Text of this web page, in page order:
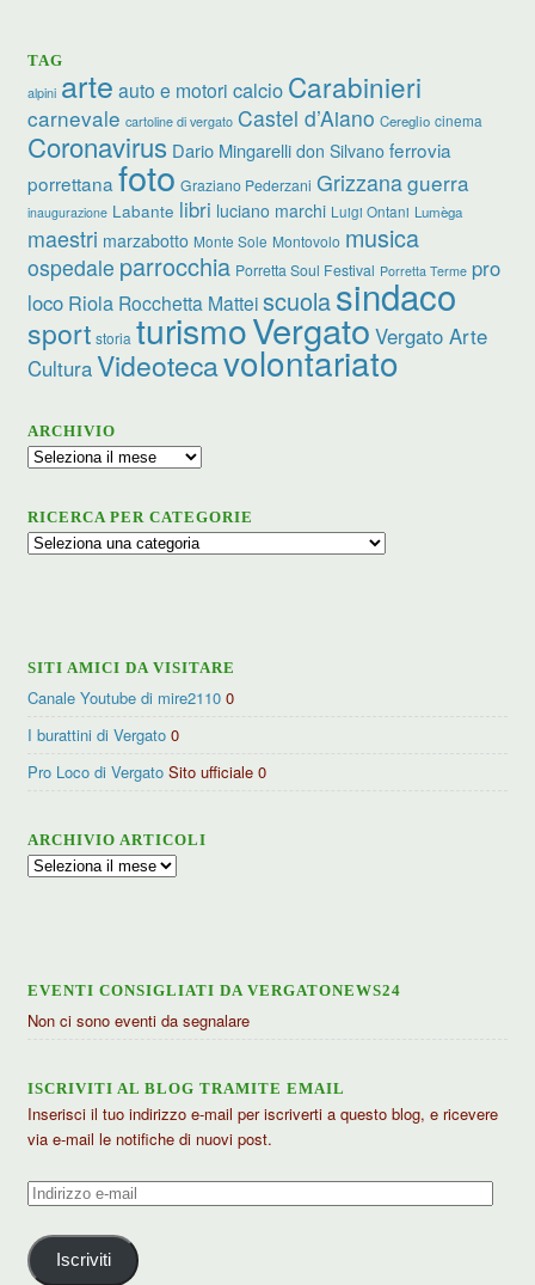
TAG
alpini arte auto e motori calcio Carabinieri
carnevale cartoline di vergato Castel d’Aiano Cereglio cinema
Coronavirus Dario Mingarelli don Silvano ferrovia
porrettana foto Graziano Pederzani Grizzanaguerra
inaugurazione Labante libri luciano marchi Luigi Ontani Lumèga
maestri marzabotto Monte Sole Montovolo musica
ospedale parrocchia Porretta Soul Festival Porretta Terme pro
loco Riola Rocchetta Matteiscuolasindaco
sport storia turismoVergato Vergato Arte
CulturaVideotecavolontariato
ARCHIVIO
Archivio
RICERCA PER CATEGORIE
Ricerca
SITI AMICI DA VISITARE
Canale Youtube di mire2110 0
I burattini di Vergato 0
Pro Loco di Vergato Sito ufficiale 0
ARCHIVIO ARTICOLI
Archivio
EVENTI CONSIGLIATI DA VERGATONEWS24
Non ci sono eventi da segnalare
ISCRIVITI AL BLOG TRAMITE EMAIL
Inserisci il tuo indirizzo e-mail per iscriverti a questo blog, e ricevere
via e-mail le notifiche di nuovi post.
Indirizzo
mail
Iscriviti